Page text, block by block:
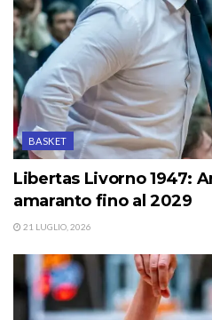
BASKET
Libertas Livorno 1947:
amaranto fino al 2029
21 LUGLIO, 2026